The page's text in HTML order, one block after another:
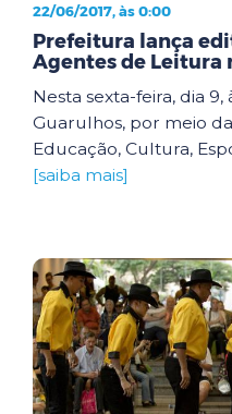
22/06/2017, às 0:00
Prefeitura lança
Agentes de Leitura
Nesta sexta-feira, dia 9,
Guarulhos, por meio
Educação, Cultura,
[saiba mais]